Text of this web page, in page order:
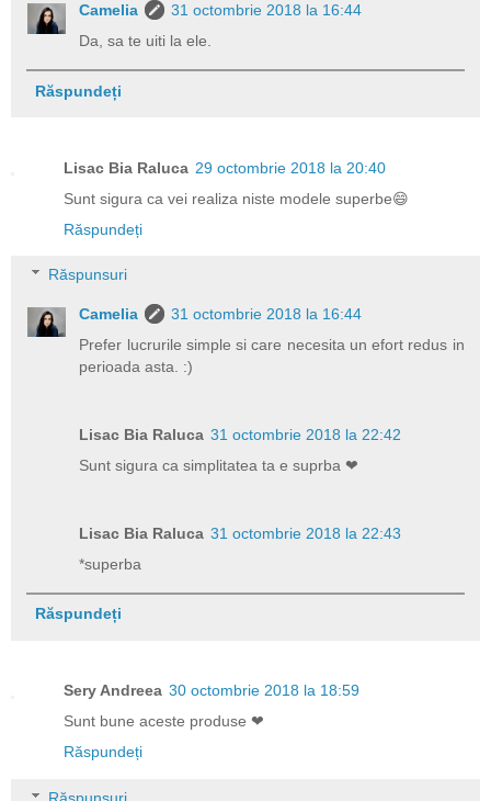
Camelia
31 octombrie 2018 la 16:44
Da, sa te uiti la ele.
Răspundeți
Lisac Bia Raluca 29 octombrie 2018 la 20:40
Sunt sigura ca vei realiza niste modele superbe😄
Răspundeți
Răspunsuri
Camelia
31 octombrie 2018 la 16:44
Prefer lucrurile simple si care necesita un efort redus in
perioada asta. :)
Lisac Bia Raluca 31 octombrie 2018 la 22:42
Sunt sigura ca simplitatea ta e suprba ❤
Lisac Bia Raluca 31 octombrie 2018 la 22:43
*superba
Răspundeți
Sery Andreea 30 octombrie 2018 la 18:59
Sunt bune aceste produse ❤
Răspundeți